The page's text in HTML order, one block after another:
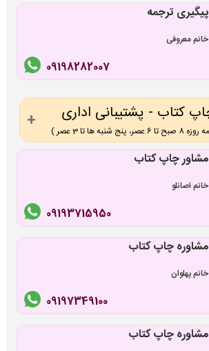
پیگیری ترجمه
خانم معروفی
09198282007
کتاب - پشتیبانی اداری
شنبه ها تا 3 عصر )
مشاور چاپ کتاب
خانم اصانلو
09193715950
مشاوره چاپ کتاب
خانم پهلوان
09197349100
مشاوره چاپ کتاب